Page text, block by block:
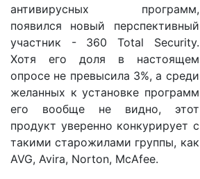
антивирусных программ,
появился новый перспективный
участник - 360 Total Security.
Хотя его доля в настоящем
опросе не превысила 3%, а среди
желанных к установке программ
его вообще не видно, этот
продукт уверенно конкурирует с
такими старожилами группы, как
AVG, Avira, Norton, McAfee.